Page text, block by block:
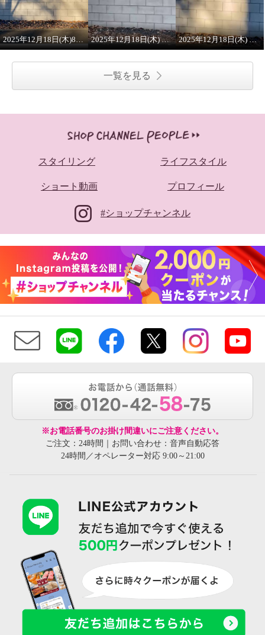
2025年12月18日(木)8:00 ON AIR 2025年12月18日(木) 8:00 ON AIR 2025年12月18日(木) 8:00 ON AIR ワンピース
一覧を見る
スタイリング ライフスタイル
ショート動画 プロフィール
#ショップチャンネル
※お電話番号のお掛け間違いにご注意ください。
ご注文：24時間｜お問い合わせ：音声自動応答
24時間／オペレーター対応 9:00～21:00